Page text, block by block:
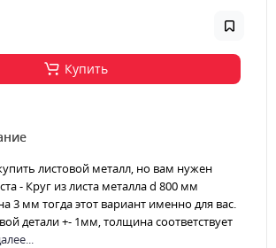
Купить
листовой металл, но вам нужен
- Круг из листа металла d 800 мм
3 мм тогда этот вариант именно для вас.
детали +- 1мм, толщина соответствует